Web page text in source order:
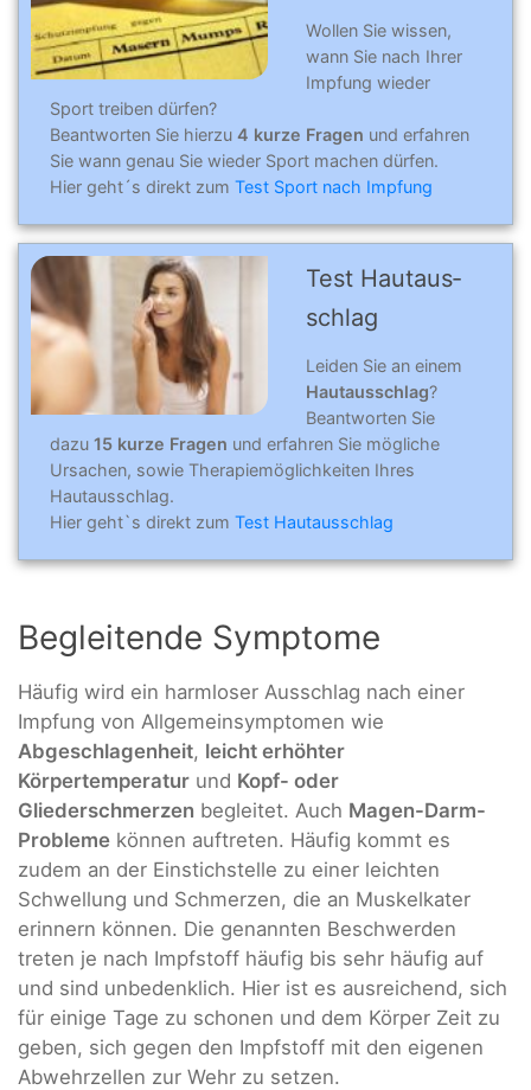
Wollen Sie wissen,
wann Sie nach Ihrer
Impfung wieder
Sport treiben dürfen?
Beantworten Sie hierzu 4 kurze Fragen und erfahren
Sie wann genau Sie wieder Sport machen dürfen.
Hier geht´s direkt zum Test Sport nach Impfung
Test Hautaus­
schlag
Leiden Sie an einem
Hautausschlag?
Beantworten Sie
dazu 15 kurze Fragen und erfahren Sie mögliche
Ursachen, sowie Therapiemöglichkeiten Ihres
Hautausschlag.
Hier geht`s direkt zum Test Hautausschlag
Begleitende Symptome
Häufig wird ein harmloser Ausschlag nach einer
Impfung von Allgemeinsymptomen wie
Abgeschlagenheit, leicht erhöhter
Körpertemperatur und Kopf- oder
Gliederschmerzen begleitet. Auch Magen-Darm-
Probleme können auftreten. Häufig kommt es
zudem an der Einstichstelle zu einer leichten
Schwellung und Schmerzen, die an Muskelkater
erinnern können. Die genannten Beschwerden
treten je nach Impfstoff häufig bis sehr häufig auf
und sind unbedenklich. Hier ist es ausreichend, sich
für einige Tage zu schonen und dem Körper Zeit zu
geben, sich gegen den Impfstoff mit den eigenen
Abwehrzellen zur Wehr zu setzen.